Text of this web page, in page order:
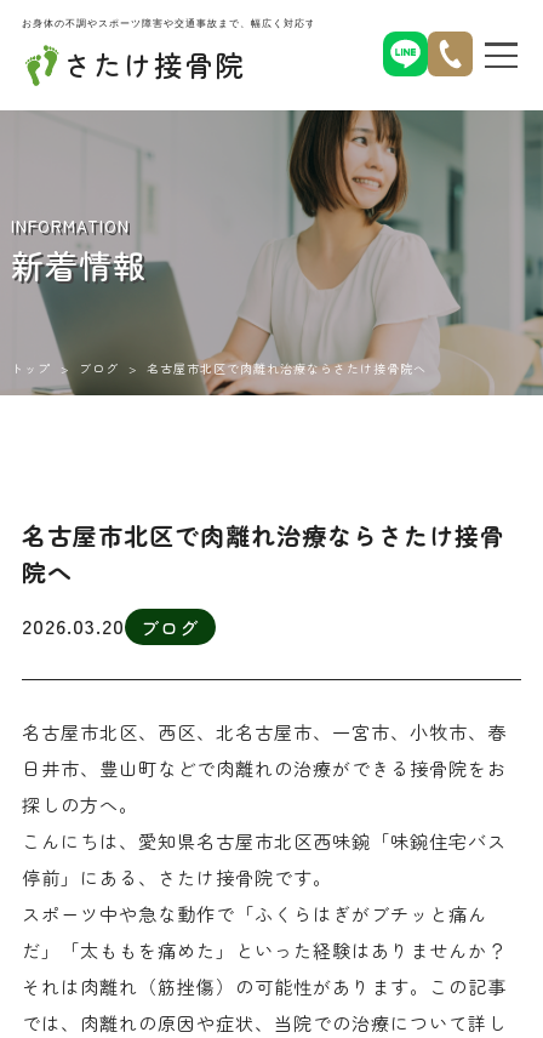
お身体の不調やスポーツ障害や交通事故まで、幅広く対応する名古屋市北区西味鋺のさたけ接骨院
さたけ接骨院
INFORMATION
新着情報
トップ > ブログ > 名古屋市北区で肉離れ治療ならさたけ接骨院へ
名古屋市北区で肉離れ治療ならさたけ接骨
院へ
2026.03.20 ブログ
名古屋市北区、西区、北名古屋市、一宮市、小牧市、春
日井市、豊山町などで肉離れの治療ができる接骨院をお
探しの方へ。
こんにちは、愛知県名古屋市北区西味鋺「味鋺住宅バス
停前」にある、さたけ接骨院です。
スポーツ中や急な動作で「ふくらはぎがブチッと痛ん
だ」「太ももを痛めた」といった経験はありませんか？
それは肉離れ（筋挫傷）の可能性があります。この記事
では、肉離れの原因や症状、当院での治療について詳し